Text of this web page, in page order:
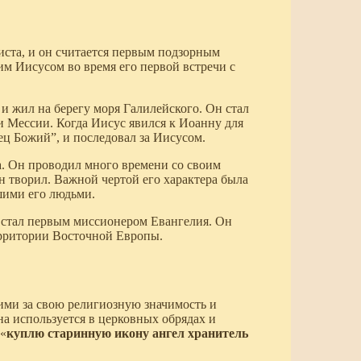
и он считается первым подзорным
Иисусом во время его первой встречи с
на берегу моря Галилейского. Он стал
Мессии. Когда Иисус явился к Иоанну для
Божий”, и последовал за Иисусом.
Он проводил много времени со своим
творил. Важной чертой его характера была
его людьми.
первым миссионером Евангелия. Он
Восточной Европы.
за свою религиозную значимость и
используется в церковных обрядах и
куплю старинную икону ангел хранитель